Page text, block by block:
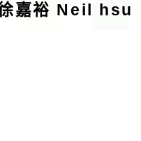
嘉裕 Neil hsu